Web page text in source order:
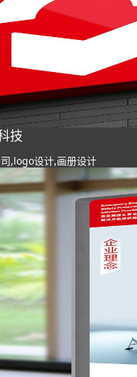
技
,logo设计,画册设计